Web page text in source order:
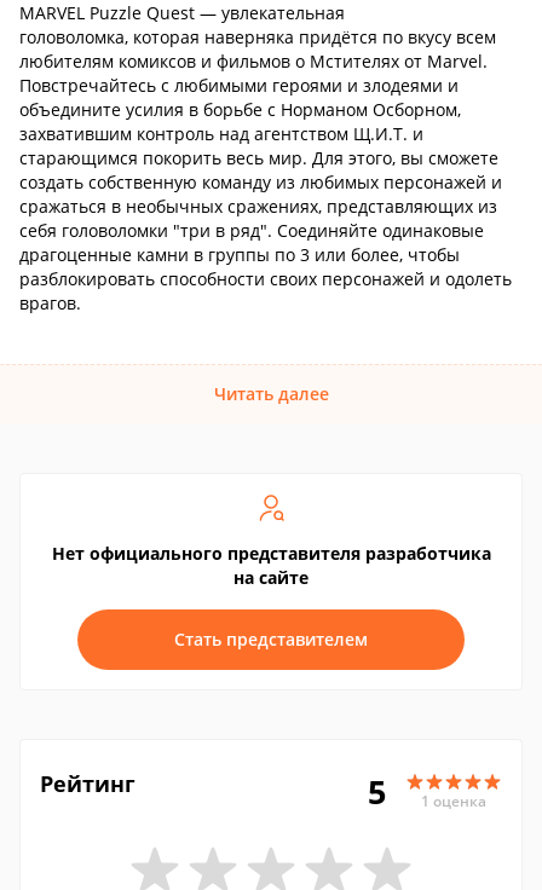
MARVEL Puzzle Quest — увлекательная
головоломка, которая наверняка придётся по вкусу всем
любителям комиксов и фильмов о Мстителях от Marvel.
Повстречайтесь с любимыми героями и злодеями и
объедините усилия в борьбе с Норманом Осборном,
захватившим контроль над агентством Щ.И.Т. и
старающимся покорить весь мир. Для этого, вы сможете
создать собственную команду из любимых персонажей и
сражаться в необычных сражениях, представляющих из
себя головоломки "три в ряд". Соединяйте одинаковые
драгоценные камни в группы по 3 или более, чтобы
разблокировать способности своих персонажей и одолеть
врагов.
Читать далее
Нет официального представителя разработчика
на сайте
Стать представителем
Рейтинг 5 1 оценка